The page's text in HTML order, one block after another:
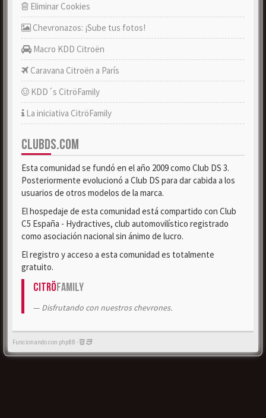
Eliminar Cookies
Chevronazos: ¡Sube tus fotos!
Macro KDD Citroën
Caravana Citroën a París
KDD´s CitröFamily
La iniciativa CitröFamily
CLUBDS.COM
Esta comunidad se fundó en el año 2009 como Club DS 3.
Posteriormente evolucionó a Club DS para dar cabida a los
usuarios de otros modelos de la marca.
El hospedaje de esta comunidad está compartido con Club
C5 España - Hydractives, club automovilístico registrado
como asociación nacional sin ánimo de lucro.
El registro y acceso a esta comunidad es totalmente
gratuito.
CitröFamily
Disfrutando con nuestros chevrones.
Funcionando con phpBB -